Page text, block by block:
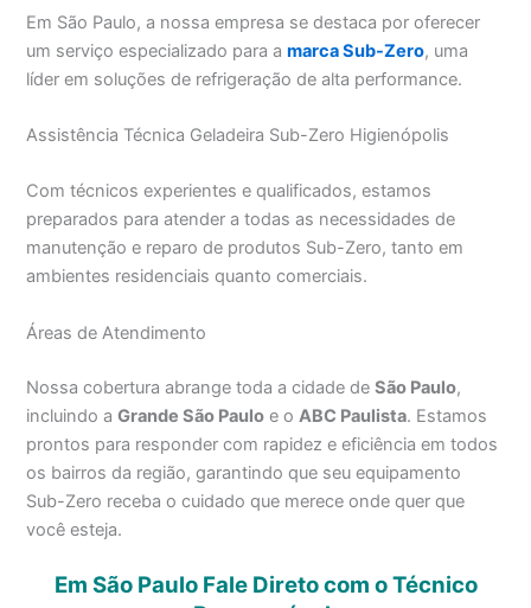
Em São Paulo, a nossa empresa se destaca por oferecer
um serviço especializado para amarca Sub-Zero, uma
líder em soluções de refrigeração de alta performance.
Assistência Técnica Geladeira Sub-Zero Higienópolis
Com técnicos experientes e qualificados, estamos
preparados para atender a todas as necessidades de
manutenção e reparo de produtos Sub-Zero, tanto em
ambientes residenciais quanto comerciais.
Áreas de Atendimento
Nossa cobertura abrange toda a cidade deSão Paulo,
incluindo aGrande São Paulo e o ABC Paulista. Estamos
prontos para responder com rapidez e eficiência em todos
os bairros da região, garantindo que seu equipamento
Sub-Zero receba o cuidado que merece onde quer que
você esteja.
Em São Paulo Fale Direto com o Técnico